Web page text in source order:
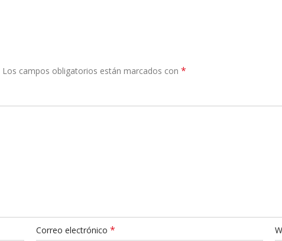
Los campos obligatorios están marcados con *
Correo electrónico *